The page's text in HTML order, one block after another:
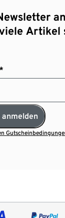
Artikel